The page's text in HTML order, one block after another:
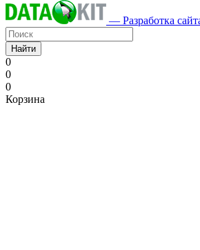
— Разработка
Найти
0
0
0
Корзина